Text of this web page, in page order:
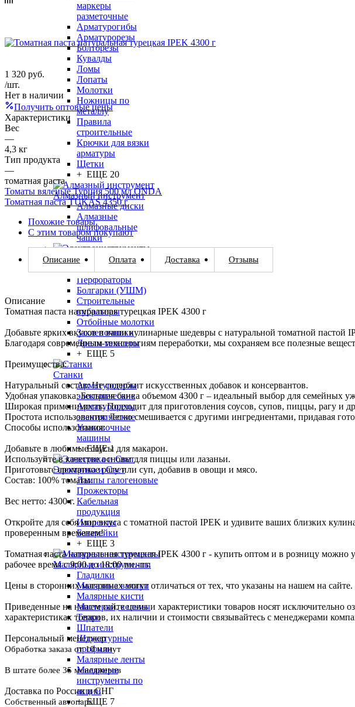
маркеры
разметочные
Арматурогибы
Арматурорезы
Болторезы
Кувалды
Ломы
Лопаты
Молотки
Ножницы по
металлу
Правила
строительные
Крючки для вязки
арматуры
Щетки
+ ЕЩЕ 20
Алмазный инструмент
Алмазные диски
Алмазные
шлифовальные
чашки
Электроинструменты
Перфораторы
Болгарки (УШМ)
Строительные
вибраторы
Отбойные молотки
Заклепочники
Дрели-миксеры
+ ЕЩЕ 5
Станки
Арматурогибы
электрические
Арматурорезы
электрические
Упаковочные
машины
+ ЕЩЕ 1
Электрика и Свет
Лампы галогеновые
Прожекторы
Кабельная
продукция
Изоленты
Батарейки
+ ЕЩЕ 3
Малярные инструменты
Гладилки
Малярные валики
Малярные кисти
Мастерки, кельмы
Терки
Шпатели
Штукатурные
профили
Малярные ленты
Малярные
инструменты по
акции
+ ЕЩЕ 7
1 320 руб.
/шт.
Нет в наличии
Получить оптовые цены
Характеристики
Вес
—
4,3 кг
Тип продукта
—
томатная паста
Томаты вяленые Турция 500 мл ONDA
Томатная паста TUKAS 4350 г
Похожие товары
С этим товаром покупают
Описание Оплата Доставка Отзывы
Описание
Томатная паста натуральная турецкая IPEK 4300 г
Добавьте ярких вкусов в ваши кулинарные шедевры с натуральной томатной
Благодаря современным технологиям переработки, мы сохраняем все полезные
Преимущества:
Натуральный состав: Не содержит искусственных добавок и консервантов.
Удобная упаковка: Большая банка объемом 4300 г – идеальный выбор для семейных
Широкая применимость: Подходит для приготовления соусов, супов, пиццы, рагу и
Простота использования: Легко смешивается с другими ингредиентами, придавая
Способы использования:
Добавьте в любимые соусы для макарон.
Используйте в качестве основы для пиццы или лазаньи.
Приготовьте ароматное рагу или суп, добавив в овощи и мясо.
Состав: 100% томаты.
Вес нетто: 4300 г.
Откройте для себя мир вкуса с томатной пастой IPEK и удивите ваших близких
проверенным временем!
Томатная паста натуральная турецкая IPEK 4300 г - купить оптом и в розницу можно
рабочее время с 9:00 до 18:00 пн.-пт.
Цены в сторонних магазинах могут отличаться от тех, что указаны на нашем на сайте.
Приведенные на нашем сайте цены и характеристики товаров носят
характеристиках товаров, их наличии и стоимости связывайтесь с менеджерами
Персональный менеджер
Обработка заказа от 10 минут
В штате более 35 менеджеров
Доставка по России и СНГ
Собственный автопарк